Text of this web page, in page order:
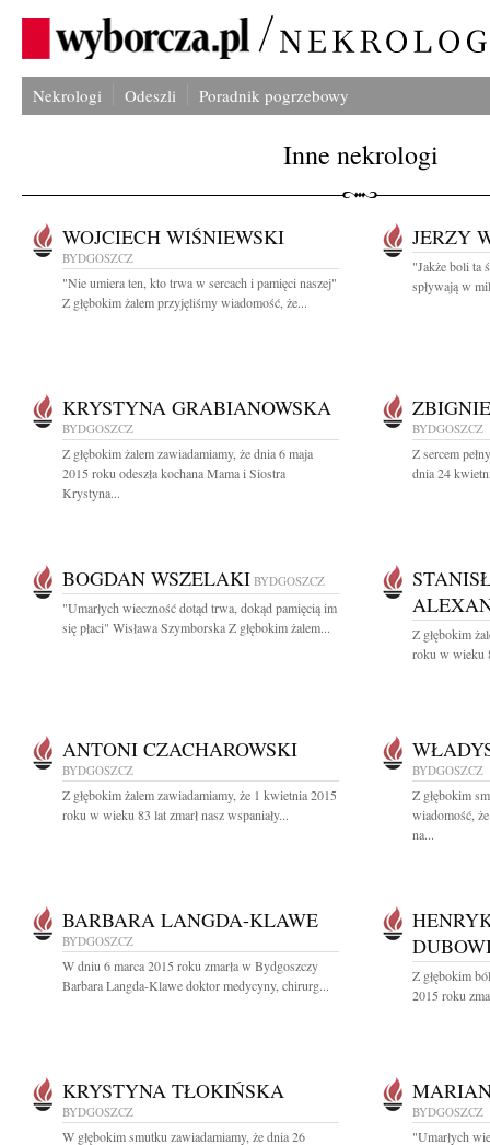
Nekrologi Odeszli Poradnik pogrzebowy
Inne nekrologi
WOJCIECH WIŚNIEWSKI
BYDGOSZCZ
"Nie umiera ten, kto trwa w sercach i pamięci naszej"
Z głębokim żalem przyjęliśmy wiadomość, że...
JERZY
"Jakże boli ta
spływają w
KRYSTYNA GRABIANOWSKA
BYDGOSZCZ
Z głębokim żalem zawiadamiamy, że dnia 6 maja
2015 roku odeszła kochana Mama i Siostra
Krystyna...
BYDGOSZCZ
Z sercem
dnia 24
BOGDAN WSZELAKI BYDGOSZCZ
"Umarłych wieczność dotąd trwa, dokąd pamięcią im
się płaci" Wisława Szymborska Z głębokim żalem...
Z głębokim
roku w wieku
ANTONI CZACHAROWSKI
BYDGOSZCZ
Z głębokim żalem zawiadamiamy, że 1 kwietnia 2015
roku w wieku 83 lat zmarł nasz wspaniały...
BYDGOSZCZ
Z głębokim
wiadomość,
na...
BARBARA LANGDA-KLAWE
BYDGOSZCZ
W dniu 6 marca 2015 roku zmarła w Bydgoszczy
Barbara Langda-Klawe doktor medycyny, chirurg...
Z głębokim
2015 roku
KRYSTYNA TŁOKIŃSKA
BYDGOSZCZ
W głębokim smutku zawiadamiamy, że dnia 26
BYDGOSZCZ
"Umarłych